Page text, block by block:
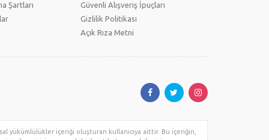
Şartları
Güvenli Alışveriş İpuçları
Gizlilik Politikası
Açık Rıza Metni
yükümlülükler içeriği oluşturan kullanıcıya aittir. Bu içeriğin,